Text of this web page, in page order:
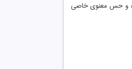
و حس معنوی خاصی